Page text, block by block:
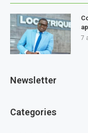
7
Newsletter
Categories